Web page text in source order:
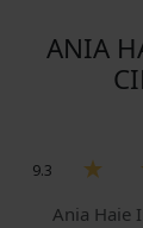
ANIA
9.3
Ania Haie